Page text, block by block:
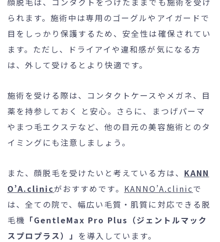
られます。施術中は専用のゴーグルやアイガードで
目をしっかり保護するため、安全性は確保されてい
ます。ただし、ドライアイや違和感が気になる方
は、外して受けるとより快適です。
施術を受ける際は、コンタクトケースやメガネ、目
薬を持参しておく と安心。さらに、まつげパーマ
やまつ毛エクステなど、他の目元の美容施術とのタ
イミングにも注意しましょう。
また、顔脱毛を受けたいと考えている方は、 KANN
O’A.clinicがおすすめです。 KANNO’A.clinicで
は、全ての院で、幅広い毛質・肌質に対応できる脱
毛機 「GentleMax Pro Plus（ジェントルマック
スプロプラス）」 を導入しています。